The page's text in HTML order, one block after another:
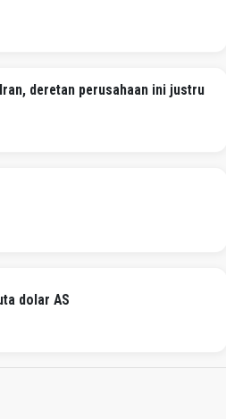
deretan perusahaan ini justru
dolar AS